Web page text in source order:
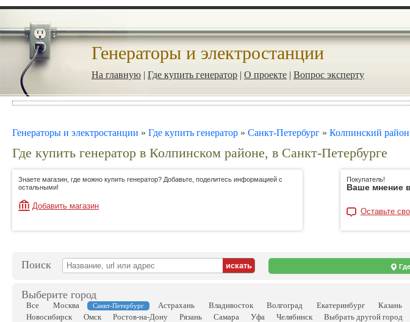
Генераторы и электростанции
На главную | Где купить генератор | О проекте | Вопрос эксперту
Генераторы и электростанции » Где купить генератор » Санкт-Петербург » Колпинский район
Где купить генератор в Колпинском районе, в Санкт-Петербурге
Знаете магазин, где можно купить генератор? Добавьте, поделитесь информацией с
остальными!
Добавить магазин
Покупатель!
Ваше мнение
Оставьте
Поиск
Выберите город
Все Москва Санкт-Петербург Астрахань Владивосток Волгоград Екатеринбург Казань
Новосибирск
Омск Ростов-на-Дону Рязань Самара Уфа Челябинск Выбрать другой город